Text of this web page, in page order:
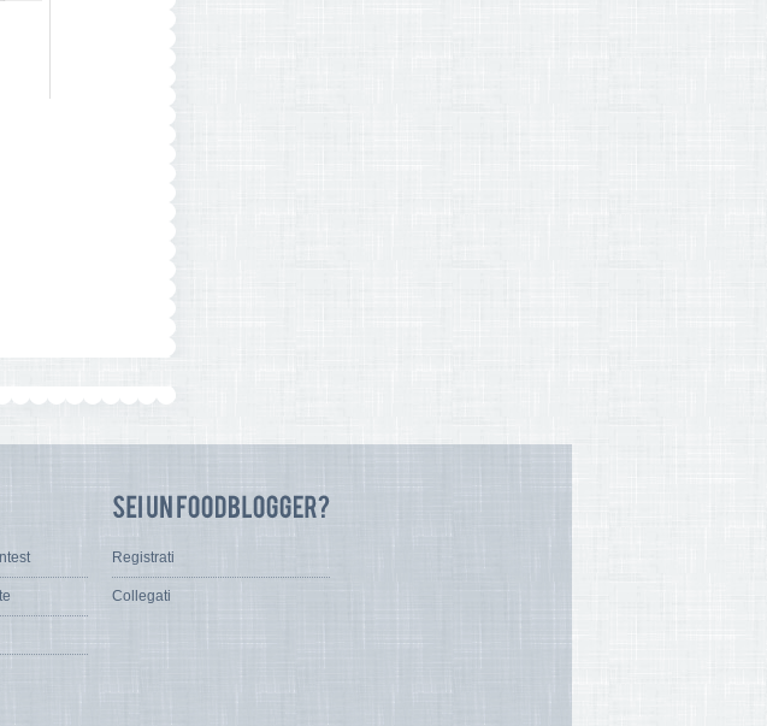
Registrati
Collegati